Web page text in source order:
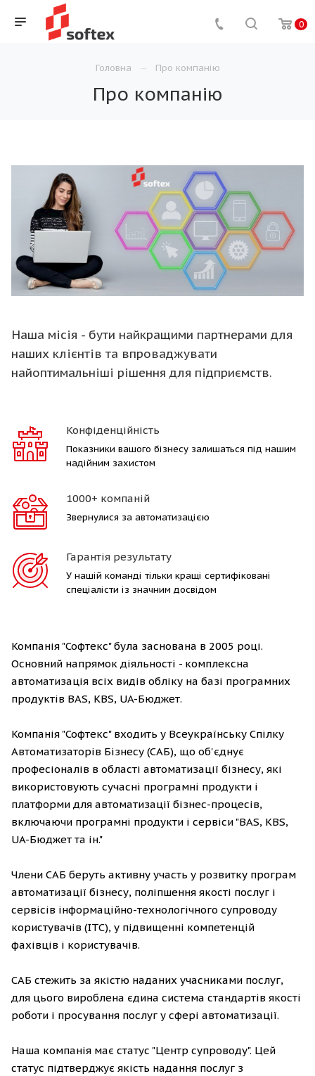
0
Головна Про компанію
Про компанію
Наша місія - бути найкращими партнерами для
наших клієнтів та впроваджувати
найоптимальніші рішення для підприємств.
Конфіденційність
Показники вашого бізнесу залишаться під нашим
надійним захистом
1000+ компаній
Звернулися за автоматизацією
Гарантія результату
У нашій команді тільки кращі сертифіковані
спеціалісти із значним досвідом
Компанія "Софтекс" була заснована в 2005 році.
Основний напрямок діяльності - комплексна
автоматизація всіх видів обліку на базі програмних
продуктів BAS, KBS, UA-Бюджет.
Компанія "Софтекс" входить у Всеукраїнську Спілку
Автоматизаторів Бізнесу (САБ), що об'єднує
професіоналів в області автоматизації бізнесу, які
використовують сучасні програмні продукти і
платформи для автоматизації бізнес-процесів,
включаючи програмні продукти і сервіси "BAS, KBS,
UA-Бюджет та ін."
Члени САБ беруть активну участь у розвитку програм
автоматизації бізнесу, поліпшення якості послуг і
сервісів інформаційно-технологічного супроводу
користувачів (ІТС), у підвищенні компетенцій
фахівців і користувачів.
САБ стежить за якістю наданих учасниками послуг,
для цього вироблена єдина система стандартів якості
роботи і просування послуг у сфері автоматизації.
Наша компанія має статус "Центр супроводу". Цей
статус підтверджує якість надання послуг з